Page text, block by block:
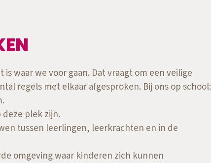
waar we voor gaan. Dat vraagt om een veilige
regels met elkaar afgesproken. Bij ons op school:
plek zijn.
tussen leerlingen, leerkrachten en in de
omgeving waar kinderen zich kunnen